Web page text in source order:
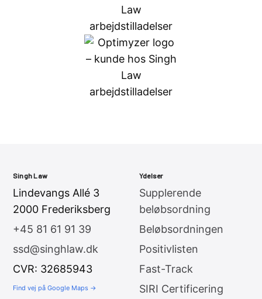
Singh Law
Lindevangs Allé 3
2000 Frederiksberg
+45 81 61 91 39
ssd@singhlaw.dk
CVR: 32685943
Find vej på Google Maps →
Ydelser
Supplerende
beløbsordning
Beløbsordningen
Positivlisten
Fast-Track
SIRI Certificering